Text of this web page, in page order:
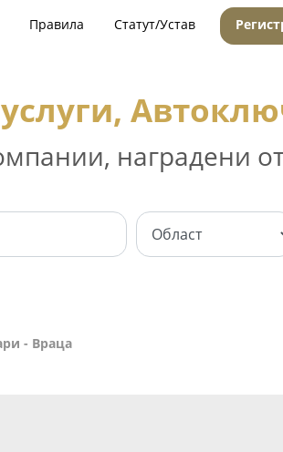
Правила Статут/Устав
наградени
- Враца